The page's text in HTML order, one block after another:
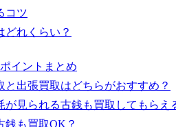
コツ
どれくらい？
イントまとめ
と出張買取はどちらがおすすめ？
が見られる古銭も買取してもらえ
銭も買取OK？